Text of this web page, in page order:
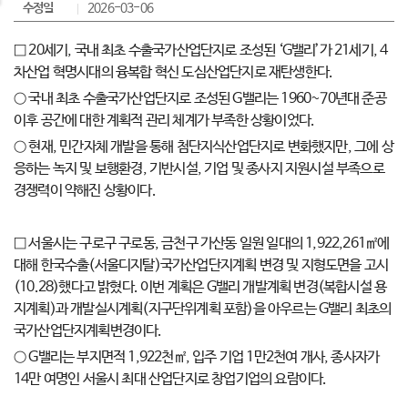
수정일
2026-03-06
□ 20세기, 국내 최초 수출국가산업단지로 조성된 ‘G밸리’가 21세기, 4
차산업 혁명시대의 융복합 혁신 도심산업단지로 재탄생한다.
○ 국내 최초 수출국가산업단지로 조성된 G밸리는 1960~70년대 준공
이후 공간에 대한 계획적 관리 체계가 부족한 상황이었다.
○ 현재, 민간자체 개발을 통해 첨단지식산업단지로 변화했지만, 그에 상
응하는 녹지 및 보행환경, 기반시설, 기업 및 종사지 지원시설 부족으로
경쟁력이 약해진 상황이다.
□ 서울시는 구로구 구로동, 금천구 가산동 일원 일대의 1,922,261㎡에
대해 한국수출(서울디지탈)국가산업단지계획 변경 및 지형도면을 고시
(10.28)했다고 밝혔다. 이번 계획은 G밸리 개발계획 변경(복합시설 용
지계획)과 개발실시계획(지구단위계획 포함)을 아우르는 G밸리 최초의
국가산업단지계획변경이다.
○ G밸리는 부지면적 1,922천㎡, 입주 기업 1만2천여 개사, 종사자가
14만 여명인 서울시 최대 산업단지로 창업기업의 요람이다.